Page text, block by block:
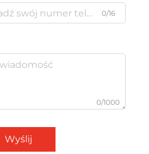
0/16
0/1000
Wyślij